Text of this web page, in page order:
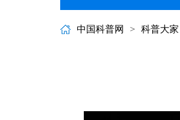
中国科普网 > 科普大家